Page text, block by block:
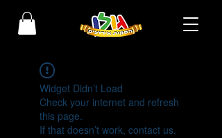
Widget Didn’t Load
Check your internet and refresh
this page.
If that doesn’t work, contact us.